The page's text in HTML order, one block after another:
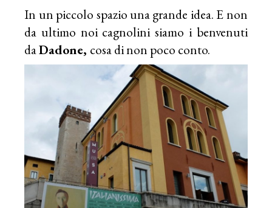
In un piccolo spazio una grande idea. E non
da ultimo noi cagnolini siamo i benvenuti
daDadone, cosa di non poco conto.